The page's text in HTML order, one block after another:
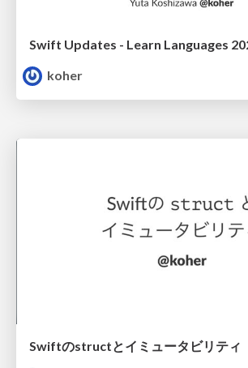
Swift Updates - Learn Languages
koher
Swiftのstructとイミュータビリティ